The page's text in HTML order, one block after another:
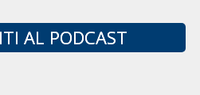
AL PODCAST